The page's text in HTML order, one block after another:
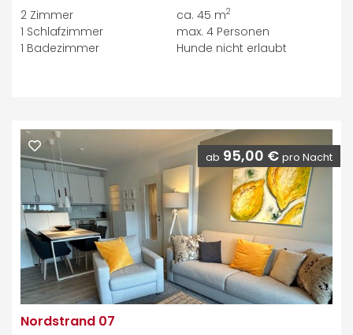
2 Zimmer
1 Schlafzimmer
1 Badezimmer
ca. 45 m2
max. 4 Personen
Hunde nicht erlaubt
ab 95,00 € pro Nacht
Nordstrand 07